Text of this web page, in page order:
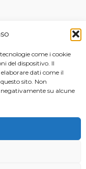
come i cookie
del dispositivo. Il
dati come il
sito. Non
su alcune
- Tutti i diritti sono